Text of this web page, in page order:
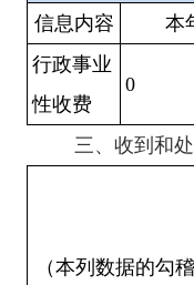
信息内容
本
行政事业
性收费
0
三、收到和
（本列数据的勾